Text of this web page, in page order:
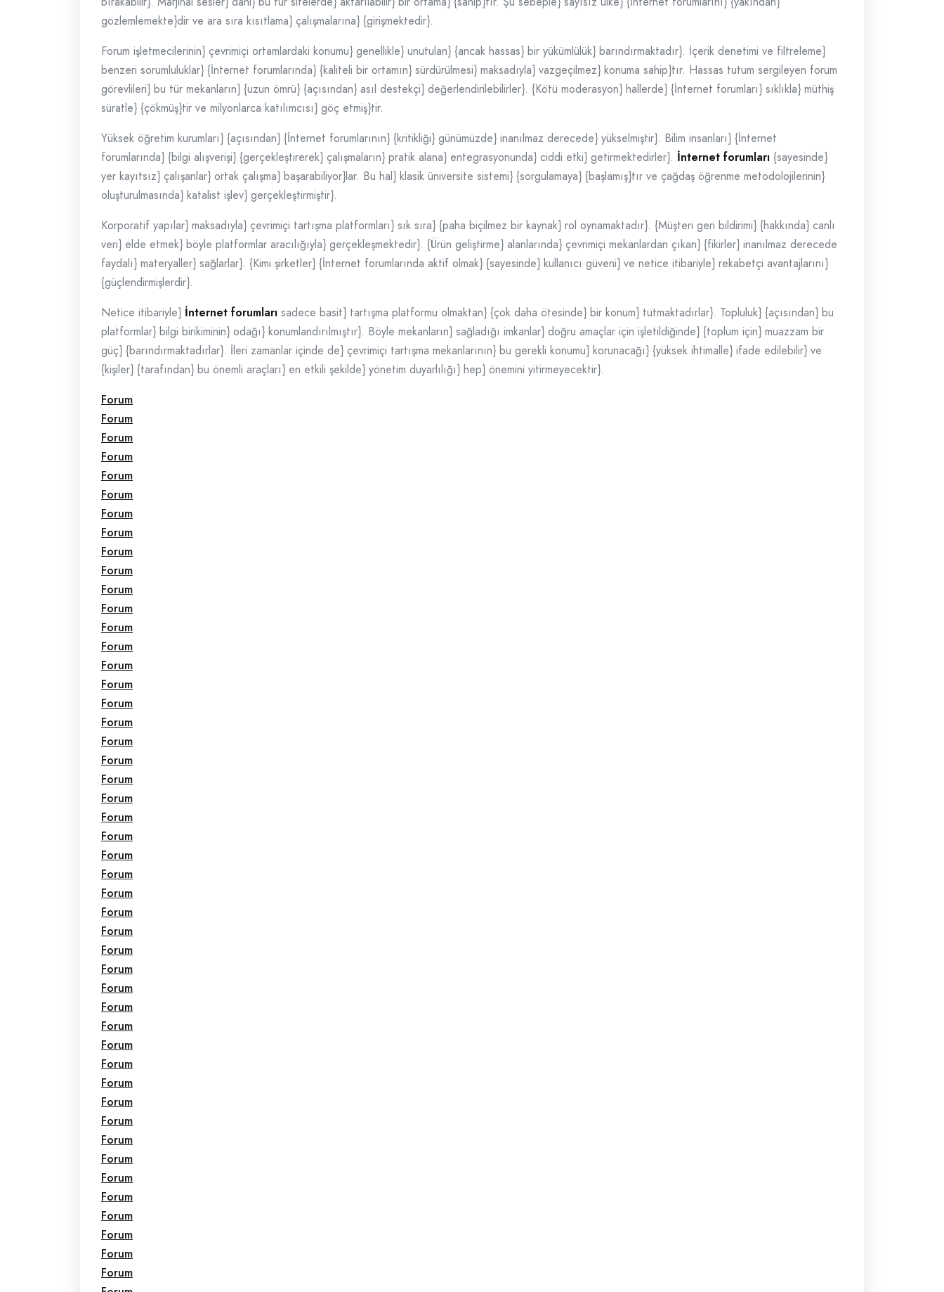
gözlemlemekte}dir ve ara sıra kısıtlama} çalışmalarına} {girişmektedir}.
Forum işletmecilerinin} çevrimiçi ortamlardaki konumu} genellikle} unutulan} {ancak hassas} bir yükümlülük} barındırmaktadır}. İçerik denetimi ve filtreleme}
benzeri sorumluluklar} {İnternet forumlarında} {kaliteli bir ortamın} sürdürülmesi} maksadıyla} vazgeçilmez} konuma sahip}tır. Hassas tutum sergileyen forum
görevlileri} bu tür mekanların} {uzun ömrü} {açısından} asıl destekçi} değerlendirilebilirler}. {Kötü moderasyon} hallerde} {İnternet forumları} sıklıkla} müthiş
süratle} {çökmüş}tir ve milyonlarca katılımcısı} göç etmiş}tir.
Yüksek öğretim kurumları} {açısından} {İnternet forumlarının} {kritikliği} günümüzde} inanılmaz derecede} yükselmiştir}. Bilim insanları} {İnternet
forumlarında} {bilgi alışverişi} {gerçekleştirerek} çalışmaların} pratik alana} entegrasyonunda} ciddi etki} getirmektedirler}. İnternet forumları {sayesinde}
yer kayıtsız} çalışanlar} ortak çalışma} başarabiliyor}lar. Bu hal} klasik üniversite sistemi} {sorgulamaya} {başlamış}tır ve çağdaş öğrenme metodolojilerinin}
oluşturulmasında} katalist işlev} gerçekleştirmiştir}.
Korporatif yapılar} maksadıyla} çevrimiçi tartışma platformları} sık sıra} {paha biçilmez bir kaynak} rol oynamaktadır}. {Müşteri geri bildirimi} {hakkında} canlı
veri} elde etmek} böyle platformlar aracılığıyla} gerçekleşmektedir}. {Ürün geliştirme} alanlarında} çevrimiçi mekanlardan çıkan} {fikirler} inanılmaz derecede
faydalı} materyaller} sağlarlar}. {Kimi şirketler} {İnternet forumlarında aktif olmak} {sayesinde} kullanıcı güveni} ve netice itibariyle} rekabetçi avantajlarını}
{güçlendirmişlerdir}.
Netice itibariyle} İnternet forumları sadece basit} tartışma platformu olmaktan} {çok daha ötesinde} bir konum} tutmaktadırlar}. Topluluk} {açısından} bu
platformlar} bilgi birikiminin} odağı} konumlandırılmıştır}. Böyle mekanların} sağladığı imkanlar} doğru amaçlar için işletildiğinde} {toplum için} muazzam bir
güç} {barındırmaktadırlar}. İleri zamanlar içinde de} çevrimiçi tartışma mekanlarının} bu gerekli konumu} korunacağı} {yüksek ihtimalle} ifade edilebilir} ve
{kişiler} {tarafından} bu önemli araçları} en etkili şekilde} yönetim duyarlılığı} hep} önemini yitirmeyecektir}.
Forum
Forum
Forum
Forum
Forum
Forum
Forum
Forum
Forum
Forum
Forum
Forum
Forum
Forum
Forum
Forum
Forum
Forum
Forum
Forum
Forum
Forum
Forum
Forum
Forum
Forum
Forum
Forum
Forum
Forum
Forum
Forum
Forum
Forum
Forum
Forum
Forum
Forum
Forum
Forum
Forum
Forum
Forum
Forum
Forum
Forum
Forum